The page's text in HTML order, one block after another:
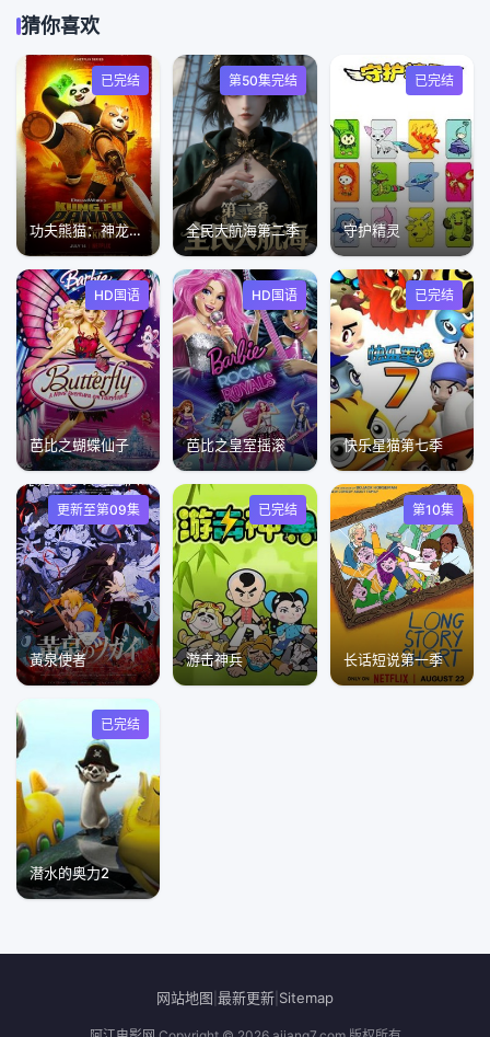
猜你喜欢
已完结
功夫熊猫：神龙骑士
第50集完结
全民大航海第二季
已完结
守护精灵
HD国语
芭比之蝴蝶仙子
HD国语
芭比之皇室摇滚
已完结
快乐星猫第七季
更新至第09集
黃泉使者
已完结
游击神兵
第10集
长话短说第一季
已完结
潜水的奥力2
网站地图 最新更新 Sitemap